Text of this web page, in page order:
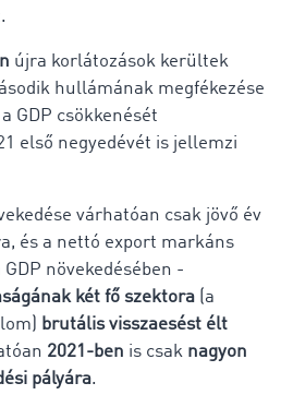
újra korlátozások kerültek
hullámának megfékezése
GDP csökkenését
első negyedévét is jellemzi
várhatóan csak jövő év
és a nettó export markáns
növekedésében -
két fő szektora (a
brutális visszaesést élt
2021-ben is csak nagyon
pályára.